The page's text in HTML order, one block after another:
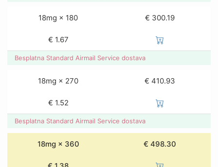
18mg × 180 € 300.19
€ 1.67
Besplatna Standard Airmail Service dostava
18mg × 270 € 410.93
€ 1.52
Besplatna Standard Airmail Service dostava
18mg × 360 € 498.30